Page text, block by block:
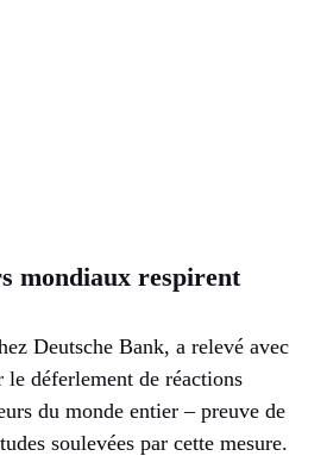
mondiaux respirent
Deutsche Bank, a relevé avec
le déferlement de réactions
du monde entier – preuve de
soulevées par cette mesure.